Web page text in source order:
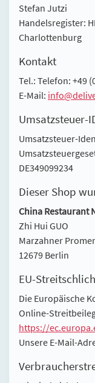
Stefan Jutzi
Handelsregister:
Charlottenburg
Kontakt
Tel.: Telefon: +49
E-Mail:
Umsatzsteuer-
Umsatzsteuer-
DE349099234
Dieser Shop
China Restaurant
Zhi Hui GUO
Marzahner
12679 Berlin
EU-
Die Europäische
Online-
https://
Unsere E-Mail-